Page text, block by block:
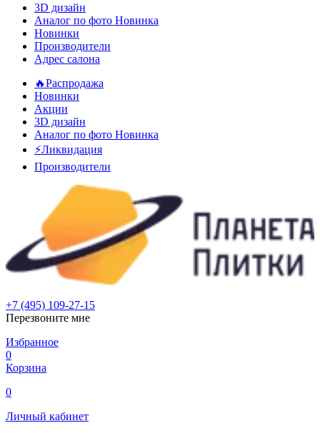
3D дизайн
Аналог по фото Новинка
Новинки
Производители
Адрес салона
🔥Распродажа
Новинки
Акции
3D дизайн
Аналог по фото Новинка
⚡Ликвидация
Производители
+7 (495) 109-27-15
Перезвоните мне
Избранное
0
Корзина
0
Личный кабинет